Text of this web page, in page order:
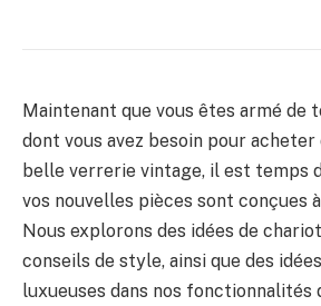
Maintenant que vous êtes armé de
dont vous avez besoin pour
belle verrerie vintage, il est temps
vos nouvelles pièces sont conçues
Nous explorons des idées de
conseils de style, ainsi que des
luxueuses dans nos fonctionnalités